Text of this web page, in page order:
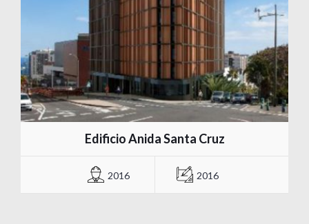
Edificio Anida Santa Cruz
2016 2016